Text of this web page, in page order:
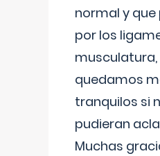
normal y que
por los
musculatura,
quedamos
tranquilos si
pudieran
Muchas